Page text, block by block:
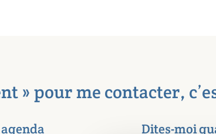
» pour me contacter,
Dites-moi